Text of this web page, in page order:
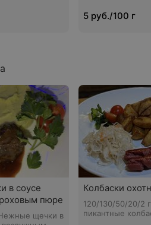
оливково-
5 руб./100 г
в соусе
пюре
щечки в
Колбаски
120/130/50/20/2
пикантные